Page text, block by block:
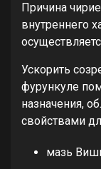
Причина
внутреннего
Ускорить
фурункуле
назначения,
свойствами
мазь